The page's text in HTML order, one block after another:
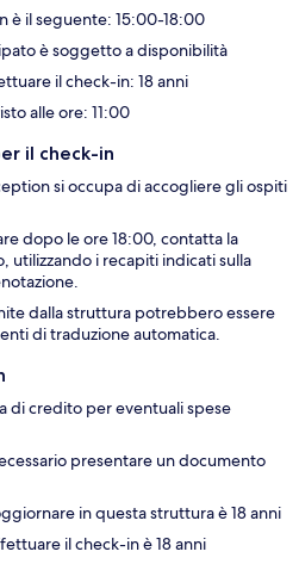
è il seguente: 15:00-18:00
è soggetto a disponibilità
il check-in: 18 anni
alle ore: 11:00
il check-in
si occupa di accogliere gli ospiti
dopo le ore 18:00, contatta la
utilizzando i recapiti indicati sulla
dalla struttura potrebbero essere
di traduzione automatica.
di credito per eventuali spese
presentare un documento
in questa struttura è 18 anni
il check-in è 18 anni